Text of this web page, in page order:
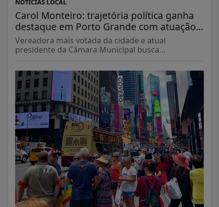
NOTÍCIAS LOCAL
Carol Monteiro: trajetória política ganha
destaque em Porto Grande com atuação...
Vereadora mais votada da cidade e atual
presidente da Câmara Municipal busca...